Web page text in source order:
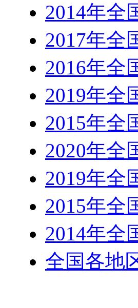
2014年全
2017年全
2016年全
2019年全
2015年全
2020年全
2019年全
2015年全
2014年全
全国各地